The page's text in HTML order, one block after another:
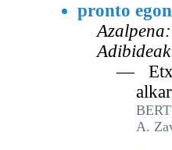
pronto egon
Azalpena:
—
A.